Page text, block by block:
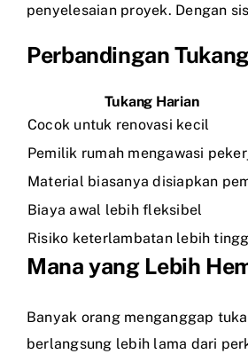
penyelesaian proyek. Dengan
Perbandingan
Tukang Harian
Cocok untuk renovasi kecil
Pemilik rumah mengawasi
Material biasanya disiapkan
Biaya awal lebih fleksibel
Risiko keterlambatan lebih
Mana yang Lebih
Banyak orang menganggap
berlangsung lebih lama dari